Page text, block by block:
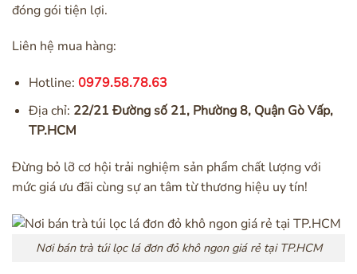
đóng gói tiện lợi.
Liên hệ mua hàng:
Hotline: 0979.58.78.63
Địa chỉ: 22/21 Đường số 21, Phường 8, Quận Gò Vấp,
TP.HCM
Đừng bỏ lỡ cơ hội trải nghiệm sản phẩm chất lượng với
mức giá ưu đãi cùng sự an tâm từ thương hiệu uy tín!
Nơi bán trà túi lọc lá đơn đỏ khô ngon giá rẻ tại TP.HCM